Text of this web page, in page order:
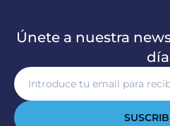
Únete a nuestra
día